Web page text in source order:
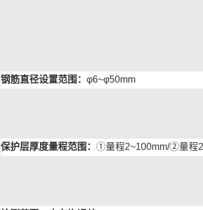
钢筋直径设置范围： φ6~φ50mm
保护层厚度量程范围： ①量程2~100mm/②量程